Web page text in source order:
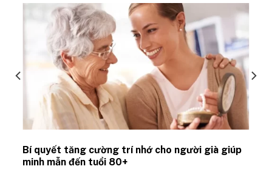
Bí quyết tăng cường trí nhớ cho người già giúp
minh mẫn đến tuổi 80+